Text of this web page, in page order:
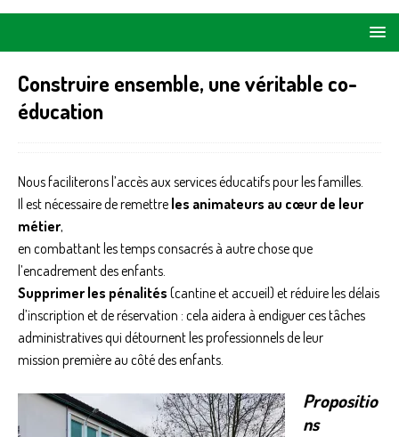
Construire ensemble, une véritable co-
éducation
Nous faciliterons l’accès aux services éducatifs pour les familles.
Il est nécessaire de remettre les animateurs au cœur de leur
métier,
en combattant les temps consacrés à autre chose que
l’encadrement des enfants.
Supprimer les pénalités (cantine et accueil) et réduire les délais
d’inscription et de réservation : cela aidera à endiguer ces tâches
administratives qui détournent les professionnels de leur
mission première au côté des enfants.
Propositio
ns